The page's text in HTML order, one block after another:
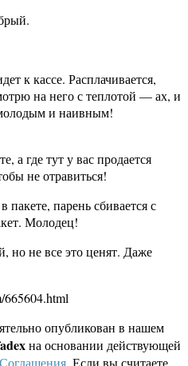
к кассе. Расплачивается,
на него с теплотой — ах, и
и наивным!
где тут у вас продается
не отравиться!
парень сбивается с
Молодец!
но не все это ценят. Даже
опубликован в нашем
на основании действующей